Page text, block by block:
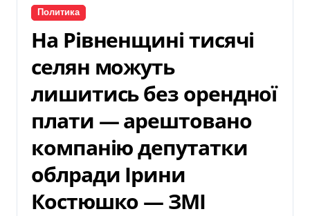
Политика
На Рівненщині тисячі
селян можуть
лишитись без орендної
плати — арештовано
компанію депутатки
облради Ірини
Костюшко — ЗМІ